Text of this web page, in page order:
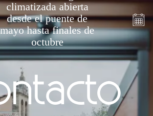
climatizada abierta
desde el puente de
mayo hasta finales de
octubre